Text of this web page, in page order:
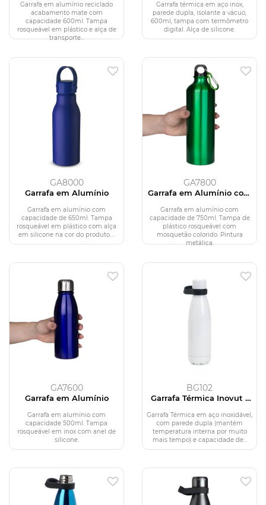
Garrafa em alumínio reciclado
acabamento mate com
capacidade 600ml. Tampa
rosqueável em plástico e alça de
transporte...
Garrafa térmica em aço inox,
parede dupla, isolante a vácuo,
600ml, tampa com termômetro
digital. Alça de silicone.
GA8000
Garrafa em Alumínio
Garrafa em alumínio com
capacidade de 650ml. Tampa
rosqueável em plástico com alça
em silicone na cor do produto....
GA7800
Garrafa em Alumínio com
Garrafa em alumínio com
capacidade de 750ml. Tampa de
plástico rosqueável com
mosquetão colorido. Pintura
metálica.
GA7600
Garrafa em Alumínio
Garrafa em alumínio com
capacidade 500ml. Tampa
rosqueável em inox com anel de
silicone.
BG102
Garrafa Térmica Inovut -
Garrafa Térmica em aço inoxidável,
com parede dupla (mantém
temperatura interna por muito
mais tempo) e capacidade de...